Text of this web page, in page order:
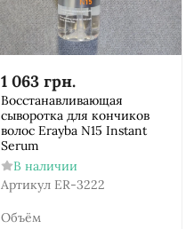
1 063 грн.
Восстанавливающая
сыворотка для кончиков
волос Erayba N15 Instant
Serum
В наличии
Артикул ER-3222
Объём